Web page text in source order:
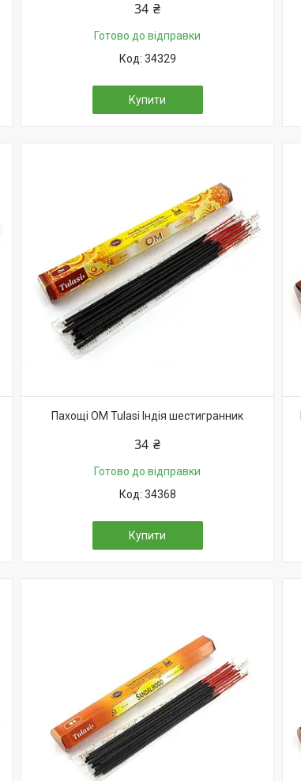
34 ₴
Готово до відправки
34329
Купити
Пахощі ОМ Tulasi Індія шестигранник
34 ₴
Готово до відправки
34368
Купити